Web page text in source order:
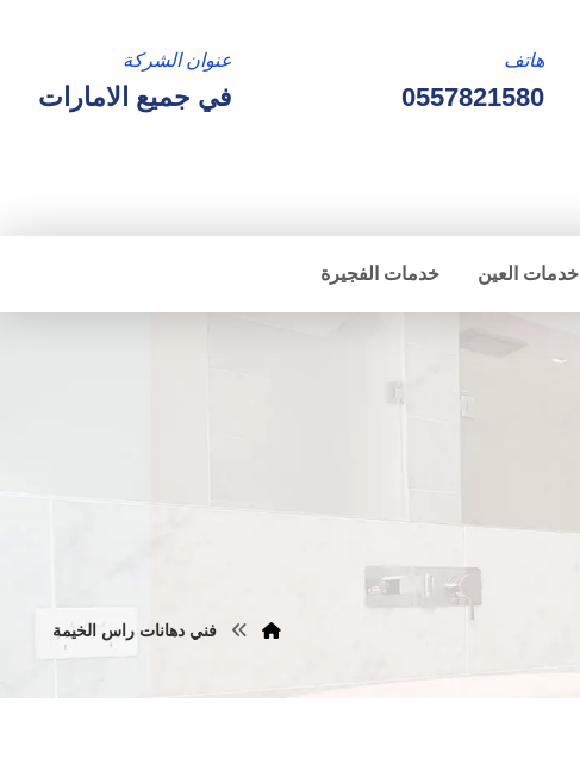
عنوان الشركة
في جميع الامارات
هاتف
0557821580
خدمات العين خدمات الفجيرة
فني دهانات راس الخيمة